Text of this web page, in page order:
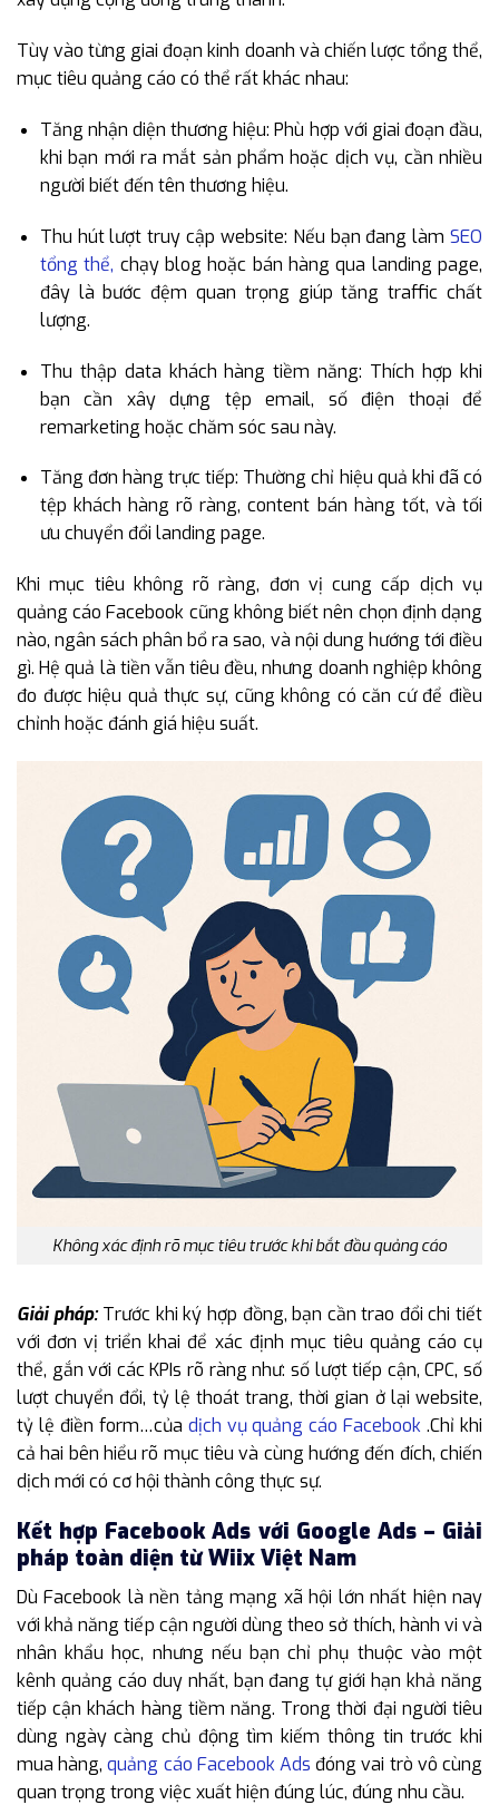
Tùy vào từng giai đoạn kinh doanh và chiến lược tổng thể,
mục tiêu quảng cáo có thể rất khác nhau:
Tăng nhận diện thương hiệu: Phù hợp với giai đoạn đầu,
khi bạn mới ra mắt sản phẩm hoặc dịch vụ, cần nhiều
người biết đến tên thương hiệu.
Thu hút lượt truy cập website: Nếu bạn đang làm SEO
tổng thể, chạy blog hoặc bán hàng qua landing page,
đây là bước đệm quan trọng giúp tăng traffic chất
lượng.
Thu thập data khách hàng tiềm năng: Thích hợp khi
bạn cần xây dựng tệp email, số điện thoại để
remarketing hoặc chăm sóc sau này.
Tăng đơn hàng trực tiếp: Thường chỉ hiệu quả khi đã có
tệp khách hàng rõ ràng, content bán hàng tốt, và tối
ưu chuyển đổi landing page.
Khi mục tiêu không rõ ràng, đơn vị cung cấp dịch vụ
quảng cáo Facebook cũng không biết nên chọn định dạng
nào, ngân sách phân bổ ra sao, và nội dung hướng tới điều
gì. Hệ quả là tiền vẫn tiêu đều, nhưng doanh nghiệp không
đo được hiệu quả thực sự, cũng không có căn cứ để điều
chỉnh hoặc đánh giá hiệu suất.
Không xác định rõ mục tiêu trước khi bắt đầu quảng cáo
Giải pháp: Trước khi ký hợp đồng, bạn cần trao đổi chi tiết
với đơn vị triển khai để xác định mục tiêu quảng cáo cụ
thể, gắn với các KPIs rõ ràng như: số lượt tiếp cận, CPC, số
lượt chuyển đổi, tỷ lệ thoát trang, thời gian ở lại website,
tỷ lệ điền form…của dịch vụ quảng cáo Facebook .Chỉ khi
cả hai bên hiểu rõ mục tiêu và cùng hướng đến đích, chiến
dịch mới có cơ hội thành công thực sự.
Kết hợp Facebook Ads với Google Ads – Giải
pháp toàn diện từ Wiix Việt Nam
Dù Facebook là nền tảng mạng xã hội lớn nhất hiện nay
với khả năng tiếp cận người dùng theo sở thích, hành vi và
nhân khẩu học, nhưng nếu bạn chỉ phụ thuộc vào một
kênh quảng cáo duy nhất, bạn đang tự giới hạn khả năng
tiếp cận khách hàng tiềm năng. Trong thời đại người tiêu
dùng ngày càng chủ động tìm kiếm thông tin trước khi
mua hàng,quảng cáo Facebook Ads đóng vai trò vô cùng
quan trọng trong việc xuất hiện đúng lúc, đúng nhu cầu.